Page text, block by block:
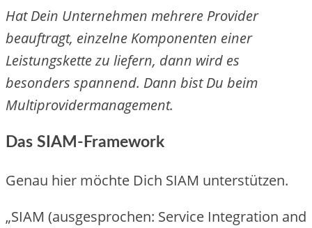
Hat Dein Unternehmen mehrere Provider
beauftragt, einzelne Komponenten einer
Leistungskette zu liefern, dann wird es
besonders spannend. Dann bist Du beim
Multiprovidermanagement.
Das SIAM-Framework
Genau hier möchte Dich SIAM unterstützen.
„SIAM (ausgesprochen: Service Integration and